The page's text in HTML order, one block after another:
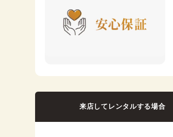
来店してレンタルする場合